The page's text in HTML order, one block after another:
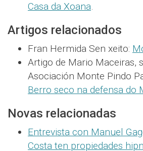
Casa da Xoana.
Artigos relacionados
Fran Hermida Sen xeito:
Artigo de Mario Maceiras,
Asociación Monte Pindo
Berro seco na defensa do
Novas relacionadas
Entrevista con Manuel
Costa ten propiedades